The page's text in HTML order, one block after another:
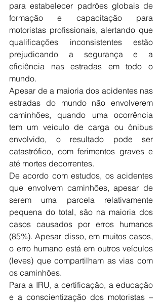
para estabelecer padrões globais de
formação e capacitação para
motoristas profissionais, alertando que
qualificações inconsistentes estão
prejudicando a segurança e a
eficiência nas estradas em todo o
mundo.
Apesar de a maioria dos acidentes nas
estradas do mundo não envolverem
caminhões, quando uma ocorrência
tem um veículo de carga ou ônibus
envolvido, o resultado pode ser
catastrófico, com ferimentos graves e
até mortes decorrentes.
De acordo com estudos, os acidentes
que envolvem caminhões, apesar de
serem uma parcela relativamente
pequena do total, são na maioria dos
casos causados por erros humanos
(85%). Apesar disso, em muitos casos,
o erro humano está em outros veículos
(leves) que compartilham as vias com
os caminhões.
Para a IRU, a certificação, a educação
e a conscientização dos motoristas –